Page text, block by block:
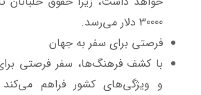
30000 دلار می‌رسد.
فرصتی برای سفر به جهان
با کشف فرهنگ‌ها، سفر فرصتی
و ویژگی‌های کشور فراهم